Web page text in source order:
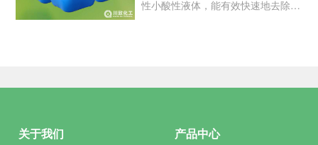
性小酸性液体，能有效快速地去除钢
关于我们 产品中心